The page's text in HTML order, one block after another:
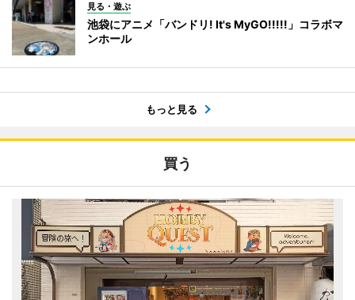
見る・遊ぶ
池袋にアニメ「バンドリ! It's MyGO!!!!!」コラボマ
ンホール
もっと見る
買う